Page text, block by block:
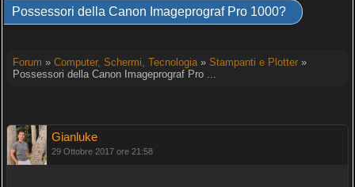
Possessori della Canon Imageprograf Pro 1000?
Forum » Computer, Schermi, Tecnologia» Stampanti e Plotter»
Possessori della Canon Imageprograf Pro ...
Gianluke
29 Ottobre 2017 ore 21:58